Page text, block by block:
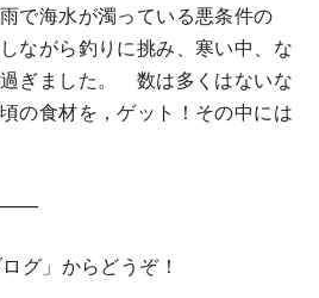
で海水が濁っている悪条件の
ながら釣りに挑み、寒い中、な
ぎました。 数は多くはないな
の食材を，ゲット！その中には
グ」からどうぞ！